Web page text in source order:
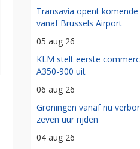
Transavia opent
vanaf Brussels Airport
05 aug 26
KLM stelt eerste
A350-900 uit
06 aug 26
Groningen vanaf nu
zeven uur rijden'
04 aug 26